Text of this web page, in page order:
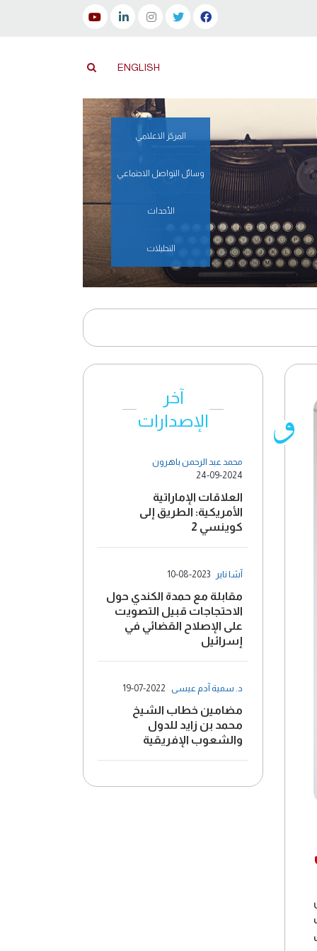
ENGLISH
المركز الاعلامي
وسائل التواصل الاجتماعي
الأحداث
التحليلات
آخر
الإصدارات
محمد عبد الرحمن باهرون
24-09-2024
العلاقات الإماراتية
الأمريكية: الطريق إلى
كوينسي 2
آشا ناير 10-08-2023
مقابلة مع حمدة الكندي حول
الاحتجاجات قبيل التصويت
على الإصلاح القضائي في
إسرائيل
د. سمية آدم عيسى 19-07-2022
مضامين خطاب الشيخ
محمد بن زايد للدول
والشعوب الإفريقية